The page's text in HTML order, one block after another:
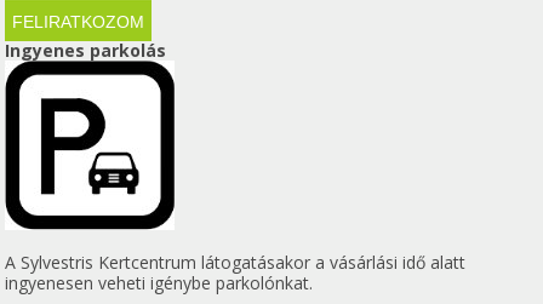
Ingyenes parkolás
A Sylvestris Kertcentrum látogatásakor a vásárlási idő alatt
ingyenesen veheti igénybe parkolónkat.